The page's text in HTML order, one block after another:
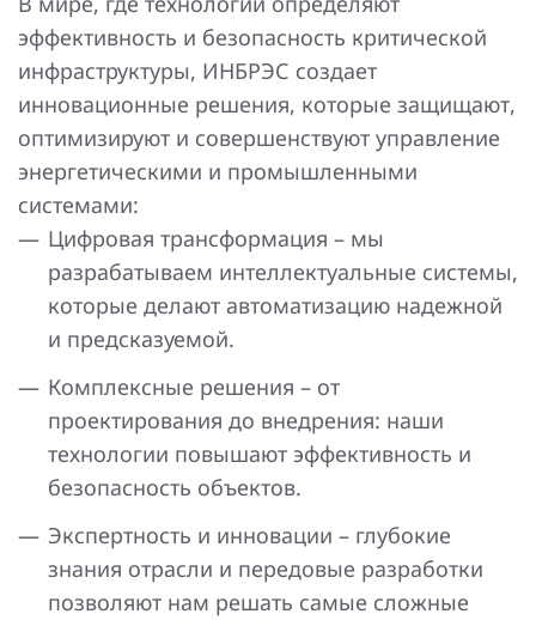
Устройства релейной защиты и автоматики
Сбор и анализ информации об аварийных событиях
Оборудование компенсации емкостных токов
Определение поврежденного фидера
БАВР
Промышленная автоматизация
эффективность и безопасность критической
инфраструктуры, ИНБРЭС создает
инновационные решения, которые защищают,
оптимизируют и совершенствуют управление
энергетическими и промышленными
системами:
Цифровая трансформация – мы
разрабатываем интеллектуальные системы,
которые делают автоматизацию надежной
и предсказуемой.
Комплексные решения – от
проектирования до внедрения: наши
технологии повышают эффективность и
безопасность объектов.
Экспертность и инновации – глубокие
знания отрасли и передовые разработки
позволяют нам решать самые сложные